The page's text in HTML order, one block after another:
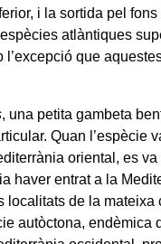
i la sortida pel
atlàntiques
l’excepció que
, una petita gambeta
Quan l’espècie
oriental, es
haver entrat a la
localitats de la
autòctona,